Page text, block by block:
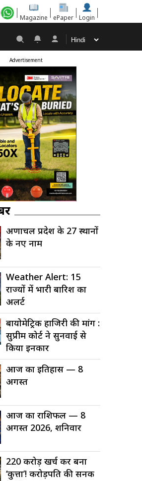
Magazine ePaper Login
Advertisement
अरुणाचल प्रदेश के 27 स्थानों
के नए नाम
Weather Alert: 15
राज्यों में भारी बारिश का
अलर्ट
बायोमेट्रिक हाजिरी की मांग :
सुप्रीम कोर्ट ने सुनवाई से
किया इनकार
आज का इतिहास — 8
अगस्त
आज का राशिफल — 8
अगस्त 2026, शनिवार
220 करोड़ खर्च कर बना
‘कुत्ता’! करोड़पति की सनक